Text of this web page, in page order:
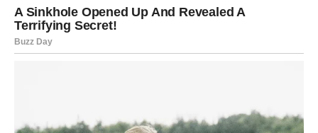
pokušavao razumjeti njen izbor, dok je Nika objašnjavala svoje
motive. Njihova komunikacija postala je napeta, a srce mu se
lomilo s svakom izgovorenom rečenicom. Iako je Nika željela
traumatizirao.